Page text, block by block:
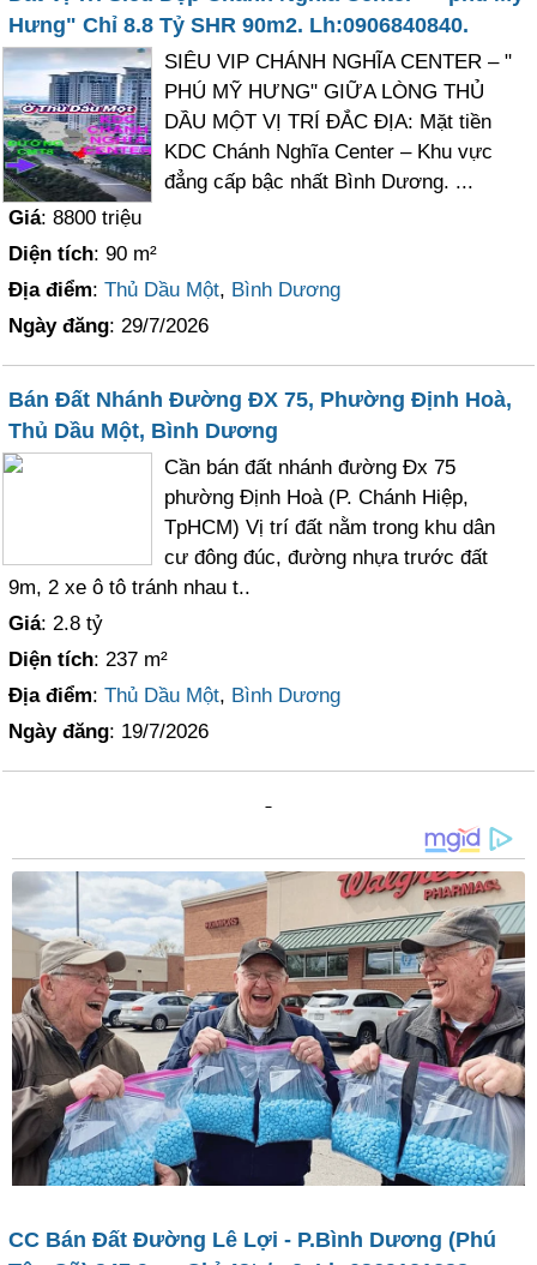
Hưng" Chỉ 8.8 Tỷ SHR 90m2. Lh:0906840840.
SIÊU VIP CHÁNH NGHĨA CENTER – "
PHÚ MỸ HƯNG" GIỮA LÒNG THỦ
DẦU MỘT VỊ TRÍ ĐẮC ĐỊA: Mặt tiền
KDC Chánh Nghĩa Center – Khu vực
đẳng cấp bậc nhất Bình Dương. ...
Giá: 8800 triệu
Diện tích: 90 m²
Địa điểm:Thủ Dầu Một, Bình Dương
Ngày đăng: 29/7/2026
Bán Đất Nhánh Đường ĐX 75, Phường Định Hoà,
Thủ Dầu Một, Bình Dương
Cần bán đất nhánh đường Đx 75
phường Định Hoà (P. Chánh Hiệp,
TpHCM) Vị trí đất nằm trong khu dân
cư đông đúc, đường nhựa trước đất
9m, 2 xe ô tô tránh nhau t..
Giá: 2.8 tỷ
Diện tích: 237 m²
Địa điểm:Thủ Dầu Một, Bình Dương
Ngày đăng: 19/7/2026
CC Bán Đất Đường Lê Lợi - P.Bình Dương (Phú